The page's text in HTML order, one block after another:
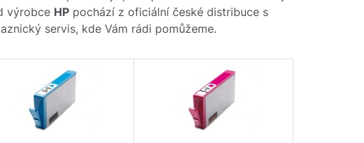
výrobce HP pochází z oficiální české distribuce s
servis, kde Vám rádi pomůžeme.